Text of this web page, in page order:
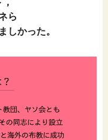
ら
しかった。